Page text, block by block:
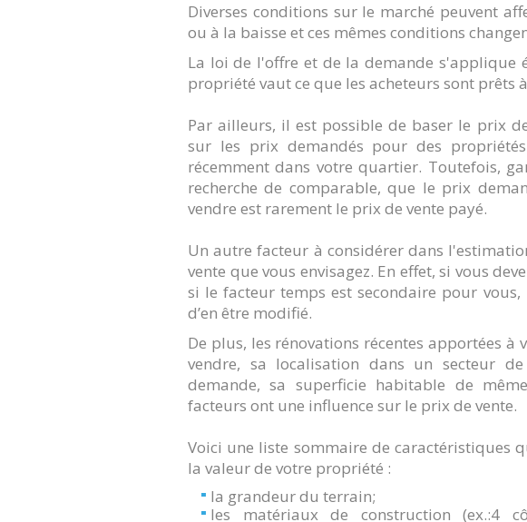
Diverses conditions sur le marché peuvent
ou à la baisse et ces mêmes conditions
La loi de l'offre et de la demande s'applique
propriété vaut ce que les acheteurs sont prêts
Par ailleurs, il est possible de baser le prix
sur les prix demandés pour des
récemment dans votre quartier. Toutefois,
recherche de comparable, que le prix
vendre est rarement le prix de vente payé.
Un autre facteur à considérer dans
vente que vous envisagez. En effet, si vous
si le facteur temps est secondaire pour
d’en être modifié.
De plus, les rénovations récentes apportées à
vendre, sa localisation dans un secteur
demande, sa superficie habitable de
facteurs ont une influence sur le prix de vente.
Voici une liste sommaire de caractéristiques
la valeur de votre propriété :
la grandeur du terrain;
les matériaux de construction (ex.:4